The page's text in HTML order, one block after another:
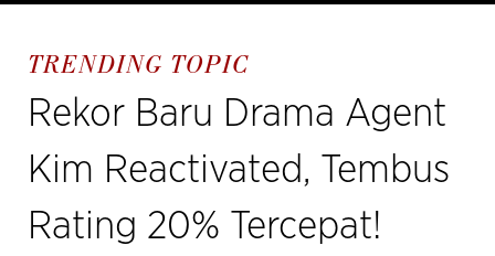
TRENDING TOPIC
Rekor Baru Drama Agent
Kim Reactivated, Tembus
Rating 20% Tercepat!